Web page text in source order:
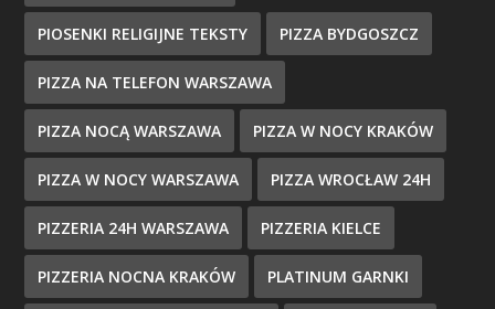
PIOSENKI RELIGIJNE TEKSTY PIZZA BYDGOSZCZ
PIZZA NA TELEFON WARSZAWA
PIZZA NOCĄ WARSZAWA PIZZA W NOCY KRAKÓW
PIZZA W NOCY WARSZAWA PIZZA WROCŁAW 24H
PIZZERIA 24H WARSZAWA PIZZERIA KIELCE
PIZZERIA NOCNA KRAKÓW PLATINUM GARNKI